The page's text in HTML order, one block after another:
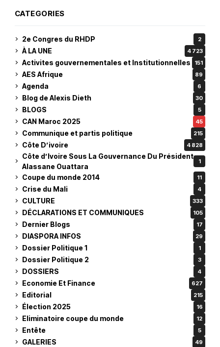
CATEGORIES
2e Congres du RHDP 2
À LA UNE 4 723
Activites gouvernementales et Institutionnelles 151
AES Afrique 89
Agenda 6
Blog de Alexis Dieth 30
BLOGS 5
CAN Maroc 2025 45
Communique et partis politique 215
Côte D’ivoire 4 828
Côte d’Ivoire Sous La Gouvernance Du Président
Alassane Ouattara
1
Coupe du monde 2014 11
Crise du Mali 4
CULTURE 333
DÉCLARATIONS ET COMMUNIQUES 105
Dernier Blogs 17
DIASPORA INFOS 29
Dossier Politique 1 1
Dossier Politique 2 3
DOSSIERS 4
Economie Et Finance 627
Editorial 215
Élection 2025 16
Eliminatoire coupe du monde 12
Entête 5
GALERIES 49